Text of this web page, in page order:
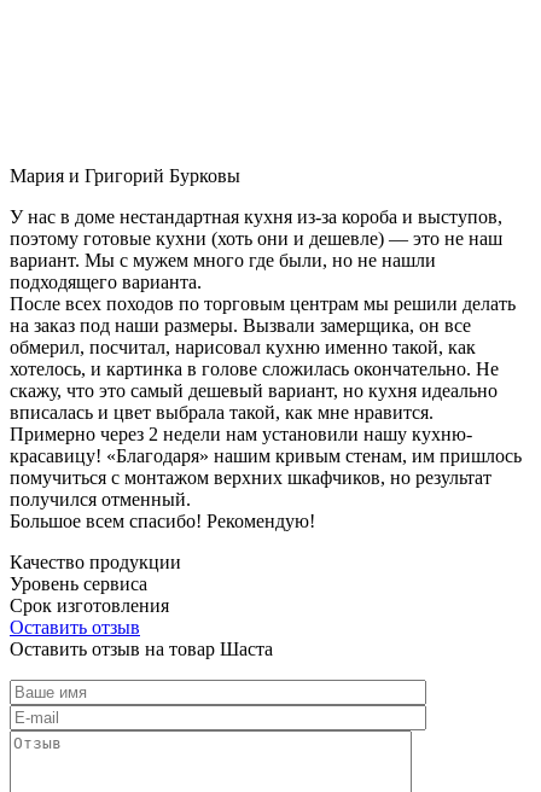
Мария и Григорий Бурковы
У нас в доме нестандартная кухня из-за короба и выступов,
поэтому готовые кухни (хоть они и дешевле) — это не наш
вариант. Мы с мужем много где были, но не нашли
подходящего варианта.
После всех походов по торговым центрам мы решили делать
на заказ под наши размеры. Вызвали замерщика, он все
обмерил, посчитал, нарисовал кухню именно такой, как
хотелось, и картинка в голове сложилась окончательно. Не
скажу, что это самый дешевый вариант, но кухня идеально
вписалась и цвет выбрала такой, как мне нравится.
Примерно через 2 недели нам установили нашу кухню-
красавицу! «Благодаря» нашим кривым стенам, им пришлось
помучиться с монтажом верхних шкафчиков, но результат
получился отменный.
Большое всем спасибо! Рекомендую!
Качество продукции
Уровень сервиса
Срок изготовления
Оставить отзыв
Оставить отзыв на товар Шаста